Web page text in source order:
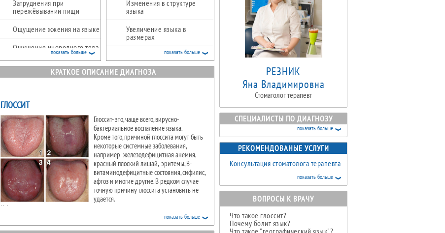
РЕЗНИК
Яна Владимировна
Стоматолог терапевт
СПЕЦИАЛИСТЫ ПО ДИАГНОЗУ
показать больше
РЕКОМЕНДОВАНЫЕ УСЛУГИ
Консультация стоматолога терапевта
показать больше
ВОПРОСЫ К ВРАЧУ
Что такое глоссит?
Почему болит язык?
Что такое "географический язык"?
Затруднения при
пережёвывании пищи
Ощущение жжения на языке
Ощущение инородного тела
Затрудненное глотание
показать больше
Изменения в структуре
языка
Увеличение языка в
размерах
Потеря вкусовых ощущений
Затруднение приёма пищи
показать больше
КРАТКОЕ ОПИСАНИЕ ДИАГНОЗА
ГЛОССИТ
Глоссит- это, чаще всего, вирусно-
бактериальное воспаление языка.
Кроме того, причиной глоссита могут быть
некоторые системные заболевания,
например железодефицитная анемия,
красный плоский лишай, эритемы, В-
витаминодефицитные состояния, сифилис,
афтоз и многие другие. В редком случае
точную причину глоссита установить не
удается.
К факторам риска, провоцирующим развитие глоссита, относится алкоголь,
никотин, острые специи, горячая еда. Иногда это может быть даже
аллергическая реакция на полоскатели и освежители для рта, зубную пасту
показать больше